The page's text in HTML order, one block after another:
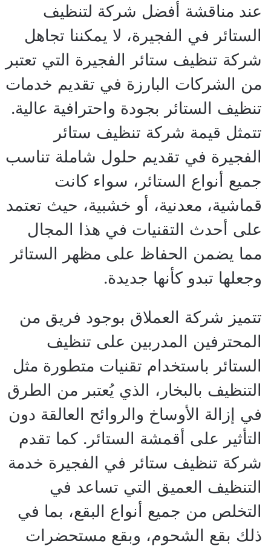
عند مناقشة أفضل شركة لتنظيف
الستائر في الفجيرة، لا يمكننا تجاهل
شركة تنظيف ستائر الفجيرة التي تعتبر
من الشركات البارزة في تقديم خدمات
تنظيف الستائر بجودة واحترافية عالية.
تتمثل قيمة شركة تنظيف ستائر
الفجيرة في تقديم حلول شاملة تناسب
جميع أنواع الستائر، سواء كانت
قماشية، معدنية، أو خشبية، حيث تعتمد
على أحدث التقنيات في هذا المجال
مما يضمن الحفاظ على مظهر الستائر
وجعلها تبدو كأنها جديدة.
تتميز شركة العملاق بوجود فريق من
المحترفين المدربين على تنظيف
الستائر باستخدام تقنيات متطورة مثل
التنظيف بالبخار، الذي يُعتبر من الطرق
في إزالة الأوساخ والروائح العالقة دون
التأثير على أقمشة الستائر. كما تقدم
شركة تنظيف ستائر في الفجيرة خدمة
التنظيف العميق التي تساعد في
التخلص من جميع أنواع البقع، بما في
ذلك بقع الشحوم، وبقع مستحضرات